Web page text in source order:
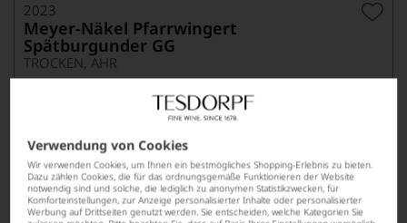
Verwendung von Cookies
Wir verwenden Cookies, um Ihnen ein bestmögliches Shopping-Erlebnis zu bieten.
Dazu zählen Cookies, die für das ordnungsgemäße Funktionieren der Website
notwendig sind und solche, die lediglich zu anonymen Statistikzwecken, für
Komforteinstellungen, zur Anzeige personalisierter Inhalte oder personalisierter
Werbung auf Drittseiten genutzt werden. Sie entscheiden, welche Kategorien Sie
2023
Meyer-Näkel Pfarrwingert
Spätburgunder GG
TROCKEN, AHR
Ab-Hof-Preis